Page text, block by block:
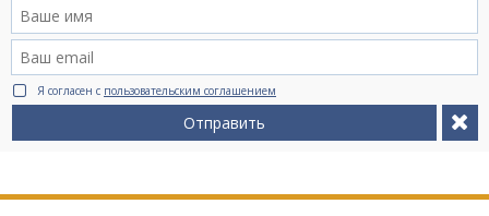
Я согласен с пользовательским соглашением
Отправить